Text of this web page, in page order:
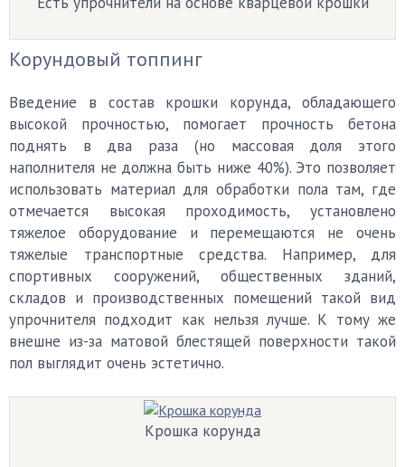
Корундовый топпинг
Введение в состав крошки корунда, обладающего
высокой прочностью, помогает прочность бетона
поднять в два раза (но массовая доля этого
наполнителя не должна быть ниже 40%). Это позволяет
использовать материал для обработки пола там, где
отмечается высокая проходимость, установлено
тяжелое оборудование и перемещаются не очень
тяжелые транспортные средства. Например, для
спортивных сооружений, общественных зданий,
складов и производственных помещений такой вид
упрочнителя подходит как нельзя лучше. К тому же
внешне из-за матовой блестящей поверхности такой
пол выглядит очень эстетично.
Крошка корунда